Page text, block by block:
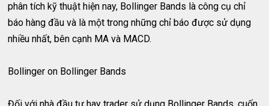
phân tích kỹ thuật hiện nay, Bollinger Bands là công cụ chỉ
báo hàng đầu và là một trong những chỉ báo được sử dụng
nhiều nhất, bên cạnh MA và MACD.
Bollinger on Bollinger Bands